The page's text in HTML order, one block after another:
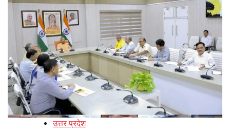
उत्तर प्रदेश